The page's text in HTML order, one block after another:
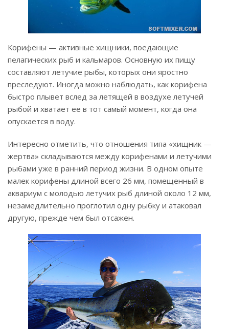
Корифены — активные хищники, поедающие
пелагических рыб и кальмаров. Основную их пищу
составляют летучие рыбы, которых они яростно
преследуют. Иногда можно наблюдать, как корифена
быстро плывет вслед за летящей в воздухе летучей
рыбой и хватает ее в тот самый момент, когда она
опускается в воду.
Интересно отметить, что отношения типа «хищник —
жертва» складываются между корифенами и летучими
рыбами уже в ранний период жизни. В одном опыте
малек корифены длиной всего 26 мм, помещенный в
аквариум с молодью летучих рыб длиной около 12 мм,
незамедлительно проглотил одну рыбку и атаковал
другую, прежде чем был отсажен.